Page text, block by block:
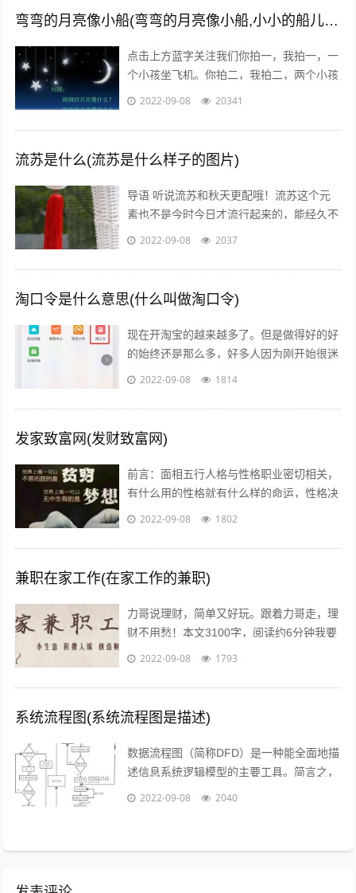
弯弯的月亮像小船(弯弯的月亮像小船,小小的船儿两头尖)
点击上方蓝字关注我们你拍一，我拍一，一
个小孩坐飞机。你拍二，我拍二，两个小孩
丢手绢。你拍三，我拍三，三个小孩来搬
你...
2022-09-08 20341
流苏是什么(流苏是什么样子的图片)
导语 听说流苏和秋天更配哦！流苏这个元
素也不是今时今日才流行起来的，能经久不
衰是因为它真的美呆了~踏进9月，秋高气
2022-09-08 2037
淘口令是什么意思(什么叫做淘口令)
现在开淘宝的越来越多了。但是做得好的好
的始终还是那么多，好多人因为刚开始很迷
茫，不知道怎么做，或者做到一半发现没有
2022-09-08 1814
发家致富网(发财致富网)
前言：面相五行人格与性格职业密切相关，
有什么用的性格就有什么样的命运，性格决
定命运。有些人需要白手起家获得财富，有
2022-09-08 1802
兼职在家工作(在家工作的兼职)
力哥说理财，简单又好玩。跟着力哥走，理
财不用愁！本文3100字，阅读约6分钟我要
介绍的赚钱工作就是兼职写稿赚稿费。主业
2022-09-08 1793
系统流程图(系统流程图是描述)
数据流程图（简称DFD）是一种能全面地描
述信息系统逻辑模型的主要工具。简言之，
就是以图形的方式来描述数据在系统流程中
2022-09-08 2040